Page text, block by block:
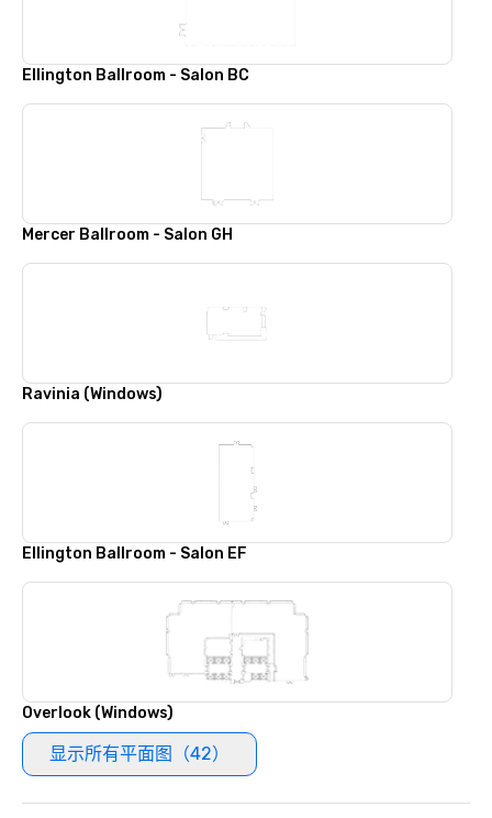
Ellington Ballroom - Salon BC
Mercer Ballroom - Salon GH
Ravinia (Windows)
Ellington Ballroom - Salon EF
Overlook (Windows)
显示所有平面图（42）